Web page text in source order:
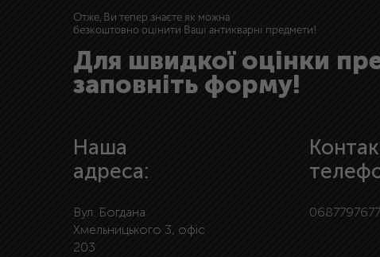
Отже, Ви тепер знаєте як можна
безкоштовно оцінити Ваші антикварні предмети!
Для швидкої оцінки
заповніть форму!
Наша
адреса:
Вул. Богдана
Хмельницького 3, офіс
203
0687797677